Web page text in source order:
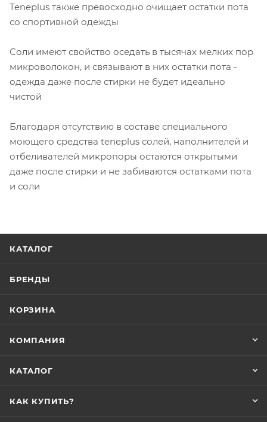
Teneplus также превосходно очищает остатки пота
со спортивной одежды
Соли имеют свойство оседать в тысячах мелких пор
микроволокон, и связывают в них остатки пота -
одежда даже после стирки не будет идеально
чистой
Благодаря отсутствию в составе специального
моющего средства teneplus солей, наполнителей и
отбеливателей микропоры остаются открытыми
даже после стирки и не забиваются остатками пота
и соли
КАТАЛОГ
БРЕНДЫ
КОРЗИНА
КОМПАНИЯ
КАТАЛОГ
КАК КУПИТЬ?